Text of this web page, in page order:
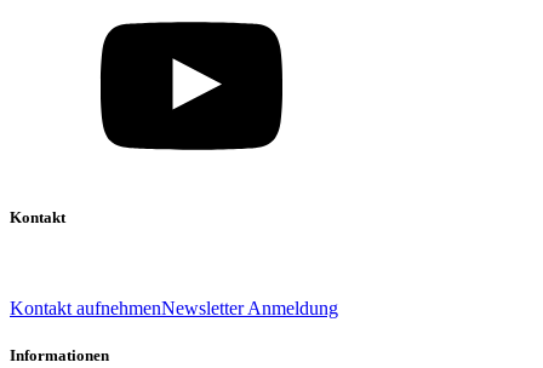
Kontakt
Kontakt aufnehmenNewsletter Anmeldung
Informationen